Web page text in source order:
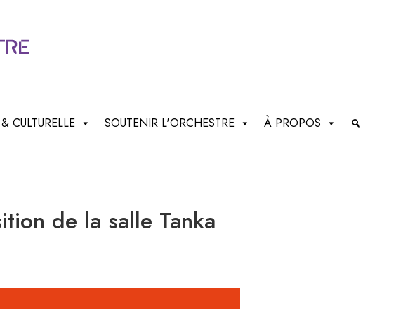
CULTURELLE SOUTENIR L'ORCHESTRE À PROPOS
de la salle Tanka